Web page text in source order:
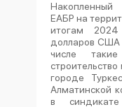
ЕАБР на
итогам
долларов США
числе
городе
Алматинской
в